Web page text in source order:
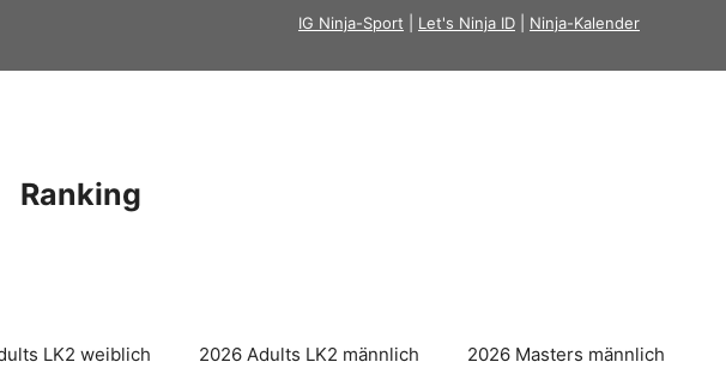
IG Ninja-Sport Let's Ninja ID Ninja-Kalender
Ranking
LK2 weiblich 2026 Adults LK2 männlich 2026 Masters männlich